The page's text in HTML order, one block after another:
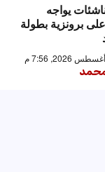
يواجه
برونزية بطولة
محمد